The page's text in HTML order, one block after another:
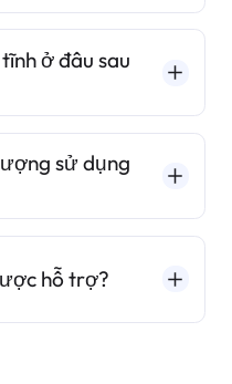
ở đâu sau
sử dụng
hỗ trợ?